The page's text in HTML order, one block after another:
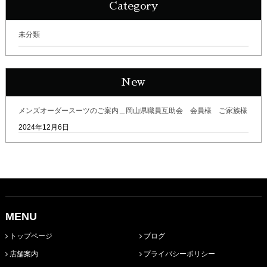
Category
未分類
New
メンズオーダースーツのご案内＿岡山県職員互助会 会員様 ご家族様
2024年12月6日
MENU
トップページ
店舗案内
ブログ
プライバシーポリシー